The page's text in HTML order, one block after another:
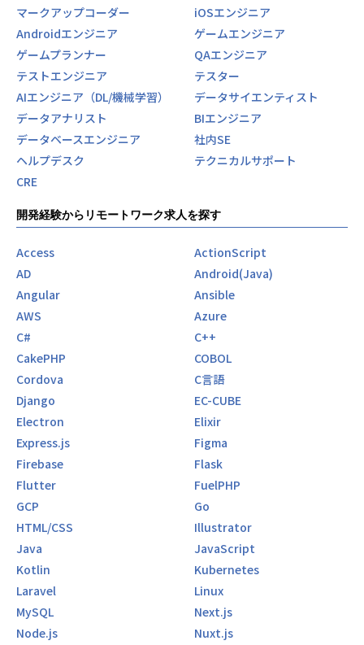
マークアップコーダー
iOSエンジニア
Androidエンジニア
ゲームエンジニア
ゲームプランナー
QAエンジニア
テストエンジニア
テスター
AIエンジニア（DL/機械学習）
データサイエンティスト
データアナリスト
BIエンジニア
データベースエンジニア
社内SE
ヘルプデスク
テクニカルサポート
CRE
開発経験からリモートワーク求人を探す
Access
ActionScript
AD
Android(Java)
Angular
Ansible
AWS
Azure
C#
C++
CakePHP
COBOL
Cordova
C言語
Django
EC-CUBE
Electron
Elixir
Express.js
Figma
Firebase
Flask
Flutter
FuelPHP
GCP
Go
HTML/CSS
Illustrator
Java
JavaScript
Kotlin
Kubernetes
Laravel
Linux
MySQL
Next.js
Node.js
Nuxt.js